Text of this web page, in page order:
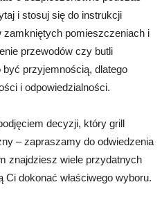
i stosuj się do instrukcji
zamkniętych pomieszczeniach i
przewodów czy butli
przyjemnością, dlatego
i odpowiedzialności.
decyzji, który grill
– zapraszamy do odwiedzenia
znajdziesz wiele przydatnych
Ci dokonać właściwego wyboru.